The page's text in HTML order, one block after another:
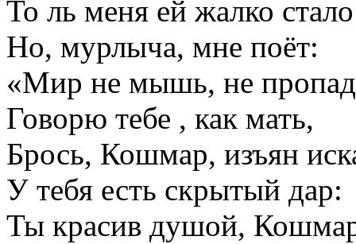
То ль меня ей жалко стало
Но, мурлыча, мне поёт:
«Мир не мышь, не
Говорю тебе , как мать,
Брось, Кошмар, изъян
У тебя есть скрытый дар:
Ты красив душой,